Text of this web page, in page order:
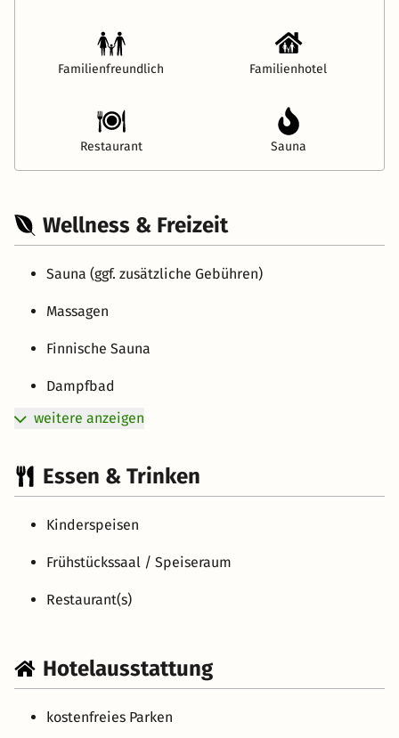
Familienfreundlich Familienhotel
Restaurant Sauna
Wellness & Freizeit
Sauna (ggf. zusätzliche Gebühren)
Massagen
Finnische Sauna
Dampfbad
weitere anzeigen
Essen & Trinken
Kinderspeisen
Frühstückssaal / Speiseraum
Restaurant(s)
Hotelausstattung
kostenfreies Parken